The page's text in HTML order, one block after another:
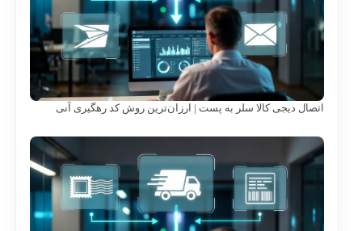
اتصال دیجی کالا سلر به پست | ارزان‌ترین روش کد رهگیری آنی